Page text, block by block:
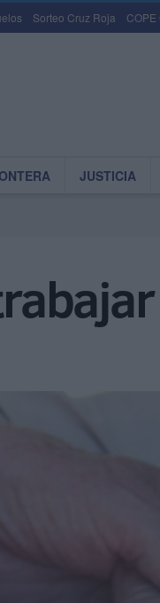
Sorteo Cruz Roja COPE
JUSTICIA